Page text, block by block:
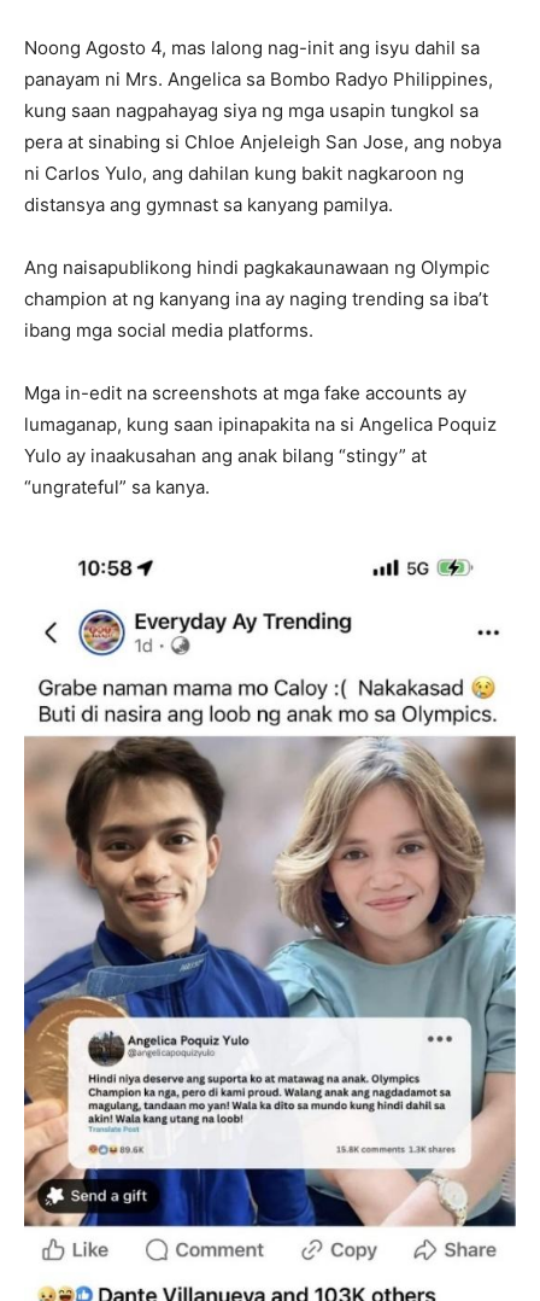
Noong Agosto 4, mas lalong nag-init ang isyu dahil sa
panayam ni Mrs. Angelica sa Bombo Radyo Philippines,
kung saan nagpahayag siya ng mga usapin tungkol sa
pera at sinabing si Chloe Anjeleigh San Jose, ang nobya
ni Carlos Yulo, ang dahilan kung bakit nagkaroon ng
distansya ang gymnast sa kanyang pamilya.
Ang naisapublikong hindi pagkakaunawaan ng Olympic
champion at ng kanyang ina ay naging trending sa iba’t
ibang mga social media platforms.
Mga in-edit na screenshots at mga fake accounts ay
lumaganap, kung saan ipinapakita na si Angelica Poquiz
Yulo ay inaakusahan ang anak bilang “stingy” at
“ungrateful” sa kanya.